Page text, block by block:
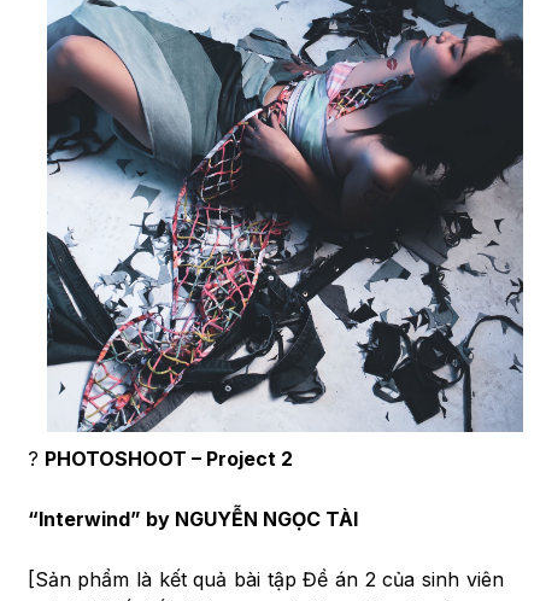
? PHOTOSHOOT – Project 2
“Interwind” by NGUYỄN NGỌC TÀI
[Sản phẩm là kết quả bài tập Đề án 2 của sinh viên